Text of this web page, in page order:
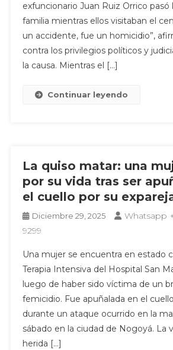
exfuncionario Juan Ruiz Orrico pasó
familia mientras ellos visitaban el
un accidente, fue un homicidio”,
contra los privilegios políticos y
la causa. Mientras el […]
Continuar leyendo
La quiso matar: una
por su vida tras ser
el cuello por su
Diciembre 29, 2025
Whatsapp
9299
Una mujer se encuentra en estado
Terapia Intensiva del Hospital San
luego de haber sido víctima de un
femicidio. Fue apuñalada en el
durante un ataque ocurrido en la
sábado en la ciudad de Nogoyá. La
herida […]